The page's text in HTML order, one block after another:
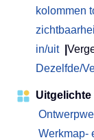
kolommen
in/uit
Dezelfde/
Werkmap-